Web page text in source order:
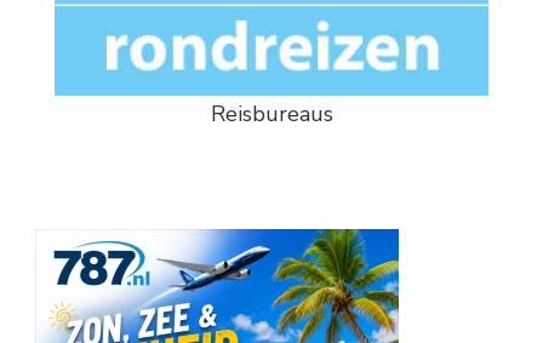
Reisbureaus